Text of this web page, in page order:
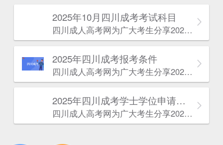
2025年10月四川成考考试科目
四川成人高考网​为广大考生分享2025年10月四川成考考试科目。为广大在职人员和社会人士提供学历提升的机会。更多四川成考考试信息，欢迎在线访问四川成人高考网。
2025年‌‌‌‌四川成考报考条件
四川成人高考网​为广大考生分享2025年‌‌‌‌四川成考报考条件。为广大在职人员和社会人士提供学历提升的机会。更多四川成考考试信息，欢迎在线访问四川成人高考网。
2025年‌‌‌‌四川成考学士学位申请条件
四川成人高考网​为广大考生分享2025年‌‌‌‌四川成考学士学位申请条件。为广大在职人员和社会人士提供学历提升的机会。更多四川成考考试信息，欢迎在线访问四川成人高考网。